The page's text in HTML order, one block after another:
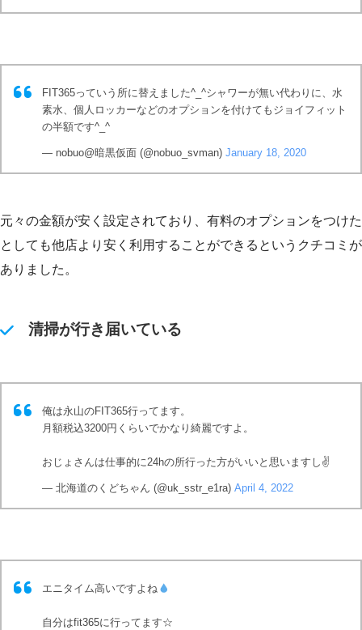
FIT365っていう所に替えました^_^シャワーが無い代わりに、水
素水、個人ロッカーなどのオプションを付けてもジョイフィット
の半額です^_^
— nobuo@暗黒仮面 (@nobuo_svman) January 18, 2020
元々の金額が安く設定されており、有料のオプションをつけた
としても他店より安く利用することができるというクチコミが
ありました。
清掃が行き届いている
俺は永山のFIT365行ってます。
月額税込3200円くらいでかなり綺麗ですよ。
おじょさんは仕事的に24hの所行った方がいいと思いますし✌️
— 北海道のくどちゃん (@uk_sstr_e1ra) April 4, 2022
エニタイム高いですよね
自分はfit365に行ってます☆